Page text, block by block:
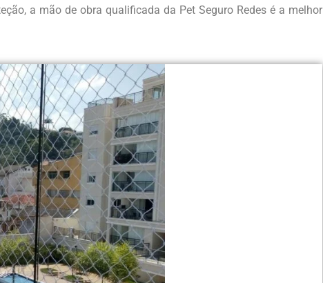
a mão de obra qualificada da Pet Seguro Redes é a melhor